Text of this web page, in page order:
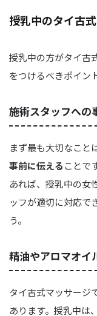
授乳中のタイ古
授乳中の方がタイ古
をつけるべきポイン
施術スタッフへの
まず最も大切なことは
事前に伝えることで
あれば、授乳中の女
ッフが適切に対応で
う。
精油やアロマオイ
タイ古式マッサージ
あります。授乳中は